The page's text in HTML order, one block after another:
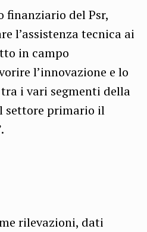
finanziario del Psr,
l’assistenza tecnica ai
in campo
l’innovazione e lo
i vari segmenti della
settore primario il
rilevazioni, dati